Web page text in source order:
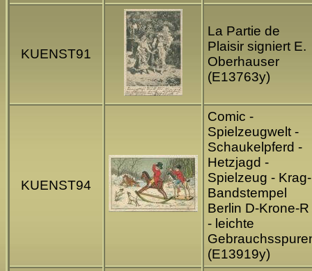
KUENST91
La Partie de
Plaisir signiert E.
Oberhauser
(E13763y)
KUENST94
Comic -
Spielzeugwelt -
Schaukelpferd -
Hetzjagd -
Spielzeug - Krag-
Bandstempel
Berlin D-Krone-R
- leichte
(E13919y)